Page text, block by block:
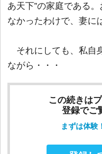
あ天下”の家庭である
なかったわけで、妻に
それにしても、私自
ながら・・・
この続きは
登録でご
まずは体験